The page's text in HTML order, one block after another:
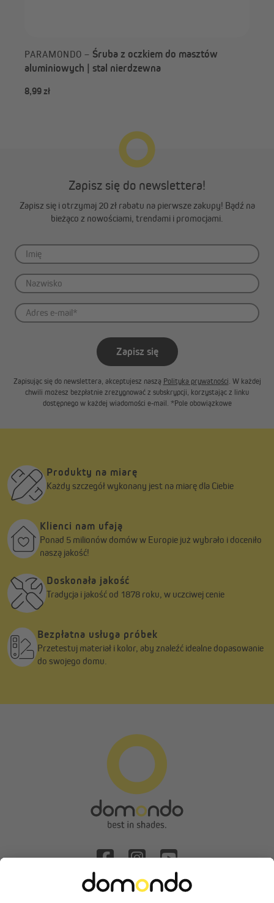
PARAMONDO – Śruba z oczkiem do masztów
aluminiowych | stal nierdzewna
8,99 zł
Zapisz się do newslettera!
Zapisz się i otrzymaj 20 zł rabatu na pierwsze zakupy! Bądź na
bieżąco z nowościami, trendami i promocjami.
Zapisz się
Zapisując się do newslettera, akceptujesz naszą Polityka prywatności . W każdej
chwili możesz bezpłatnie zrezygnować z subskrypcji, korzystając z linku
dostępnego w każdej wiadomości e-mail. *Pole obowiązkowe
Produkty na miarę
Każdy szczegół wykonany jest na miarę dla Ciebie
Klienci nam ufają
Ponad 5 milionów domów w Europie już wybrało i doceniło
naszą jakość!
Doskonała jakość
Tradycja i jakość od 1878 roku, w uczciwej cenie
Bezpłatna usługa próbek
Przetestuj materiał i kolor, aby znaleźć idealne dopasowanie
do swojego domu.
Odstąpienie od umowy